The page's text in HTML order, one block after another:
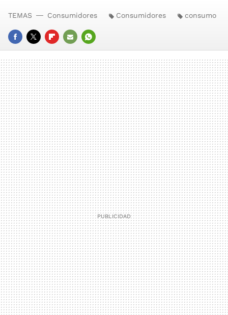
FACEBOOK
TWITTERFLIPBOARD
E-
MAIL
WHATSAPP
TEMAS Consumidores Consumidores consumo